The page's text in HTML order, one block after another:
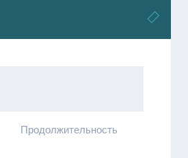
Продолжительность